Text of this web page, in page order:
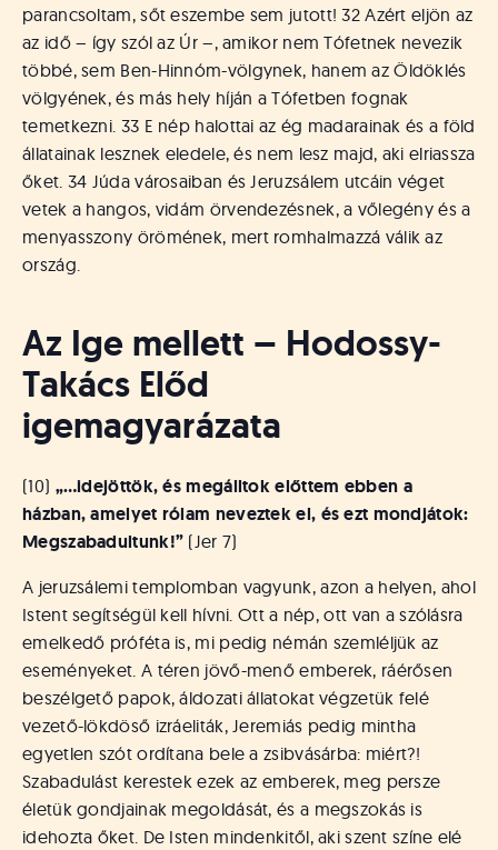
parancsoltam, sőt eszembe sem jutott! 32 Azért eljön az
az idő – így szól az Úr –, amikor nem Tófetnek nevezik
többé, sem Ben-Hinnóm-völgynek, hanem az Öldöklés
völgyének, és más hely híján a Tófetben fognak
temetkezni. 33 E nép halottai az ég madarainak és a föld
állatainak lesznek eledele, és nem lesz majd, aki elriassza
őket. 34 Júda városaiban és Jeruzsálem utcáin véget
vetek a hangos, vidám örvendezésnek, a vőlegény és a
menyasszony örömének, mert romhalmazzá válik az
ország.
Az Ige mellett – Hodossy-
Takács Előd
igemagyarázata
(10) „…idejöttök, és megálltok előttem ebben a
házban, amelyet rólam neveztek el, és ezt mondjátok:
Megszabadultunk!” (Jer 7)
A jeruzsálemi templomban vagyunk, azon a helyen, ahol
Istent segítségül kell hívni. Ott a nép, ott van a szólásra
emelkedő próféta is, mi pedig némán szemléljük az
eseményeket. A téren jövő-menő emberek, ráérősen
beszélgető papok, áldozati állatokat végzetük felé
vezető-lökdöső izráeliták, Jeremiás pedig mintha
egyetlen szót ordítana bele a zsibvásárba: miért?!
Szabadulást kerestek ezek az emberek, meg persze
életük gondjainak megoldását, és a megszokás is
idehozta őket. De Isten mindenkitől, aki szent színe elé